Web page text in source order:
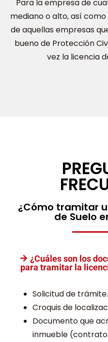
Para la empresa de
mediano o alto, así
de aquellas empresas
bueno de Protección
vez la licencia
¿Cómo tramitar
de Suelo
¿Cuáles son los
para tramitar la
Solicitud de trámite.
Croquis de
Documento que
inmueble